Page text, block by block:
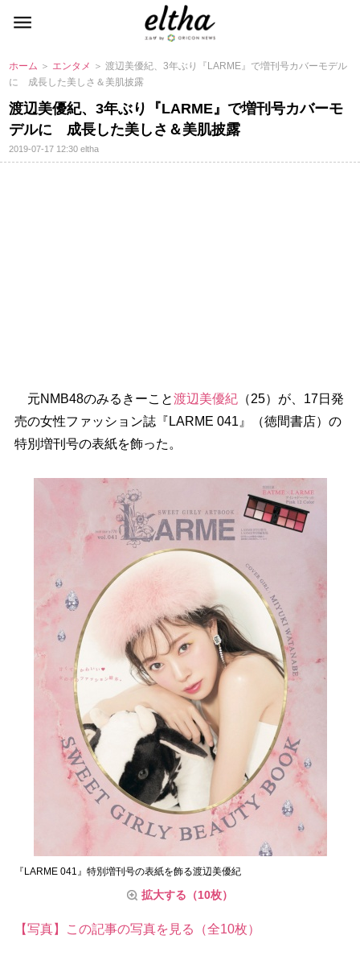
ホーム ＞ エンタメ ＞ 渡辺美優紀、3年ぶり『LARME』で増刊号カバーモデル
に 成長した美しさ＆美肌披露
渡辺美優紀、3年ぶり『LARME』で増刊号カバーモ
デルに 成長した美しさ＆美肌披露
2019-07-17 12:30eltha
元NMB48のみるきーこと渡辺美優紀（25）が、17日発
売の女性ファッション誌『LARME 041』（徳間書店）の
特別増刊号の表紙を飾った。
『LARME 041』特別増刊号の表紙を飾る渡辺美優紀
拡大する（10枚）
【写真】この記事の写真を見る（全10枚）